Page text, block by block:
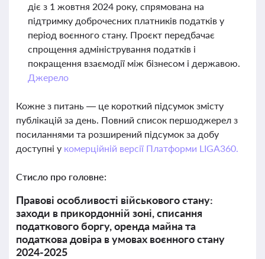
діє з 1 жовтня 2024 року, спрямована на
підтримку доброчесних платників податків у
період воєнного стану. Проєкт передбачає
спрощення адміністрування податків і
покращення взаємодії між бізнесом і державою.
Джерело
Кожне з питань — це короткий підсумок змісту
публікацій за день. Повний список першоджерел з
посиланнями та розширений підсумок за добу
доступні у комерційній версії Платформи LIGA360.
Стисло про головне:
Правові особливості військового стану:
заходи в прикордонній зоні, списання
податкового боргу, оренда майна та
податкова довіра в умовах воєнного стану
2024-2025